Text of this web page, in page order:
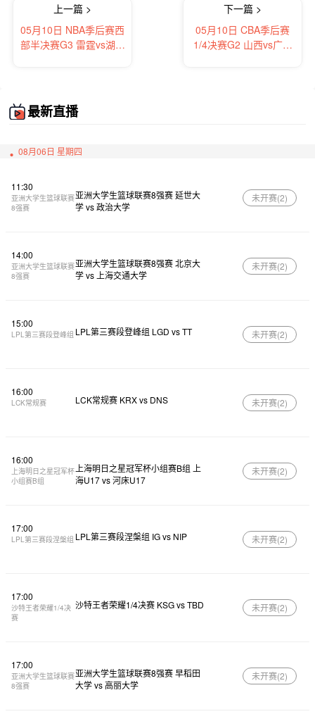
上一篇 >
05月10日 NBA季后赛西
部半决赛G3 雷霆vs湖人
下一篇 >
05月10日 CBA季后赛
1/4决赛G2 山西vs广厦
最新直播
08月06日 星期四
11:30
亚洲大学生篮球联赛
8强赛
亚洲大学生篮球联赛8强赛 延世大
学 vs 政治大学
未开赛(2)
14:00
亚洲大学生篮球联赛
8强赛
亚洲大学生篮球联赛8强赛 北京大
学 vs 上海交通大学
未开赛(2)
15:00
LPL第三赛段登峰组 LPL第三赛段登峰组 LGD vs TT 未开赛(2)
16:00
LCK常规赛 LCK常规赛 KRX vs DNS 未开赛(2)
16:00
上海明日之星冠军杯
小组赛B组
上海明日之星冠军杯小组赛B组 上
海U17 vs 河床U17
未开赛(2)
17:00
LPL第三赛段涅槃组 LPL第三赛段涅槃组 IG vs NIP 未开赛(2)
17:00
沙特王者荣耀1/4决
赛
沙特王者荣耀1/4决赛 KSG vs TBD 未开赛(2)
17:00
亚洲大学生篮球联赛
8强赛
亚洲大学生篮球联赛8强赛 早稻田
大学 vs 高丽大学
未开赛(2)